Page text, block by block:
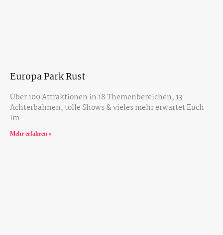
Europa Park Rust
Über 100 Attraktionen in 18 Themenbereichen, 13
Achterbahnen, tolle Shows & vieles mehr erwartet Euch
im
Mehr erfahren »